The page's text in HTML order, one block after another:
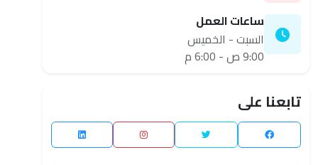
ساعات العمل
السبت - الخميس
9:00 ص - 6:00 م
تابعنا على